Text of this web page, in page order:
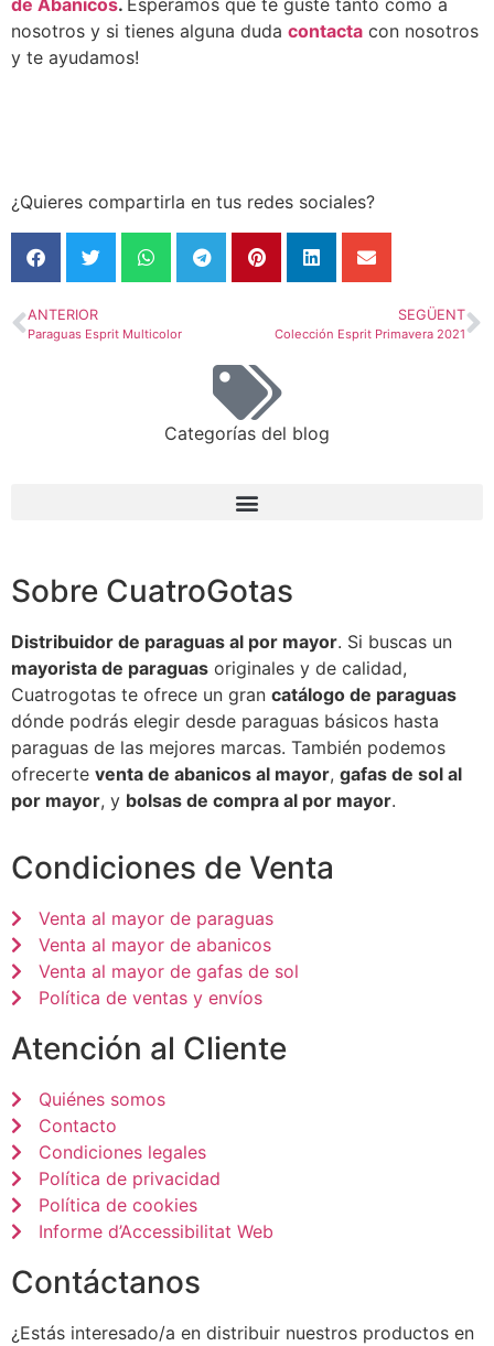
nosotros y si tienes alguna duda contacta con nosotros
y te ayudamos!
¿Quieres compartirla en tus redes sociales?
ANTERIOR
Paraguas Esprit Multicolor
SEGÜENT
Colección Esprit Primavera 2021
Categorías del blog
Sobre CuatroGotas
Distribuidor de paraguas al por mayor. Si buscas un
mayorista de paraguas originales y de calidad,
Cuatrogotas te ofrece un gran catálogo de paraguas
dónde podrás elegir desde paraguas básicos hasta
paraguas de las mejores marcas. También podemos
ofrecerte venta de abanicos al mayor, gafas de sol al
por mayor, y bolsas de compra al por mayor.
Condiciones de Venta
Venta al mayor de paraguas
Venta al mayor de abanicos
Venta al mayor de gafas de sol
Política de ventas y envíos
Atención al Cliente
Quiénes somos
Contacto
Condiciones legales
Política de privacidad
Política de cookies
Informe d’Accessibilitat Web
Contáctanos
¿Estás interesado/a en distribuir nuestros productos en